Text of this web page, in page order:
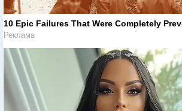
10 Epic Failures That Were Completely
Реклама